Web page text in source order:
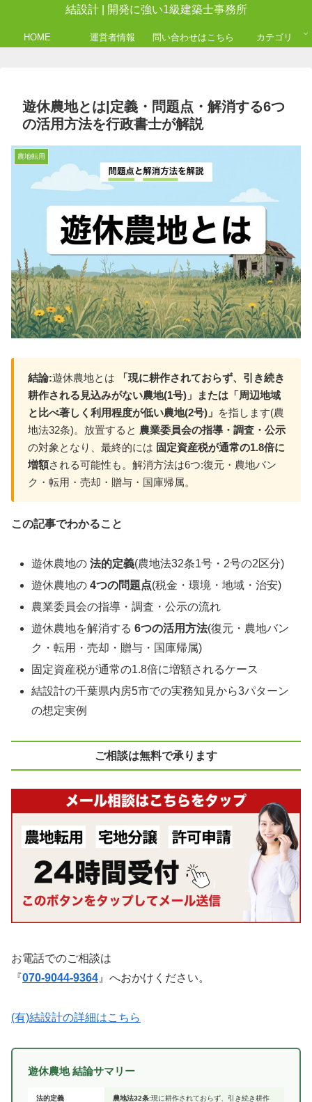
結設計 | 開発に強い1級建築士事務所
HOME 運営者情報 問い合わせはこちら カテゴリ
遊休農地とは|定義・問題点・解消する6つ
の活用方法を行政書士が解説
農地転用
結論:遊休農地とは
「現に耕作されておらず、引き続き
耕作される見込みがない農地(1号)」または「周辺地域
と比べ著しく利用程度が低い農地(2号)」 を指します(農
地法32条)。放置すると 農業委員会の指導・調査・公示
の対象となり、最終的には 固定資産税が通常の1.8倍に
増額される可能性も。解消方法は6つ:復元・農地バン
ク・転用・売却・贈与・国庫帰属。
この記事でわかること
遊休農地の法的定義(農地法32条1号・2号の2区分)
遊休農地の4つの問題点(税金・環境・地域・治安)
農業委員会の指導・調査・公示の流れ
遊休農地を解消する6つの活用方法(復元・農地バン
ク・転用・売却・贈与・国庫帰属)
固定資産税が通常の1.8倍に増額されるケース
結設計の千葉県内房5市での実務知見から3パターン
の想定実例
ご相談は無料で承ります
お電話でのご相談は
『070-9044-9364 』へおかけください。
(有)結設計の詳細はこちら
遊休農地 結論サマリー
法的定義 農地法32条:現に耕作されておらず、引き続き耕作